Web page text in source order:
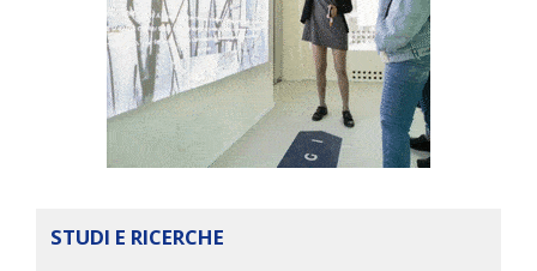
STUDI E RICERCHE